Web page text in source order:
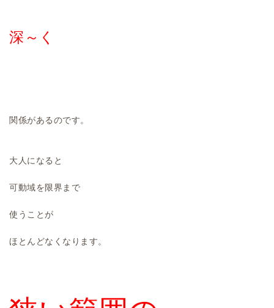
深～く
関係があるのです。
大人になると
可動域を限界まで
使うことが
ほとんどなくなります。